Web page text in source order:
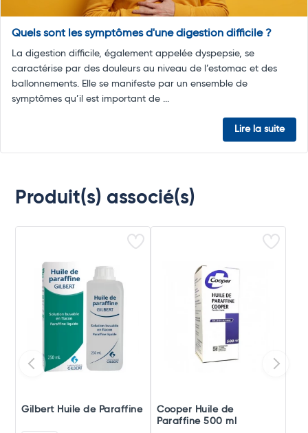
Quels sont les symptômes d'une digestion difficile ?
La digestion difficile, également appelée dyspepsie, se
caractérise par des douleurs au niveau de l’estomac et des
ballonnements. Elle se manifeste par un ensemble de
symptômes qu’il est important de ...
Lire la suite
Produit(s) associé(s)
Gilbert Huile de Paraffine
Cooper Huile de
Paraffine 500 ml